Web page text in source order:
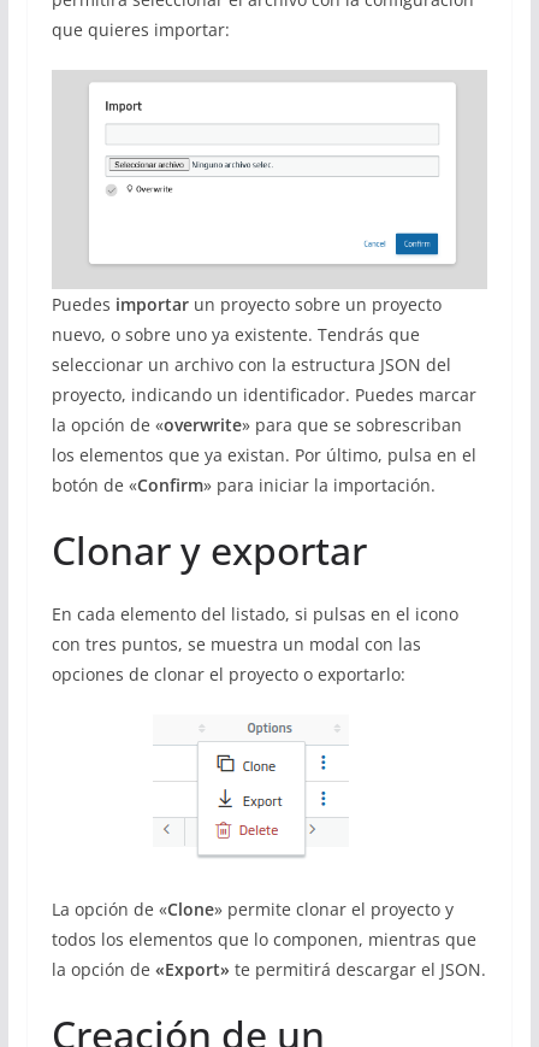
que quieres importar:
Puedes importarun proyecto sobre un proyecto
nuevo, o sobre uno ya existente. Tendrás que
seleccionar un archivo con la estructura JSON del
proyecto, indicando un identificador. Puedes marcar
la opción de «overwrite» para que se sobrescriban
los elementos que ya existan. Por último, pulsa en el
botón de «Confirm» para iniciar la importación.
Clonar y exportar
En cada elemento del listado, si pulsas en el icono
con tres puntos, se muestra un modal con las
opciones de clonar el proyecto o exportarlo:
La opción de «Clone» permite clonar el proyecto y
todos los elementos que lo componen, mientras que
la opción de «Export» te permitirá descargar el JSON.
Creación de un